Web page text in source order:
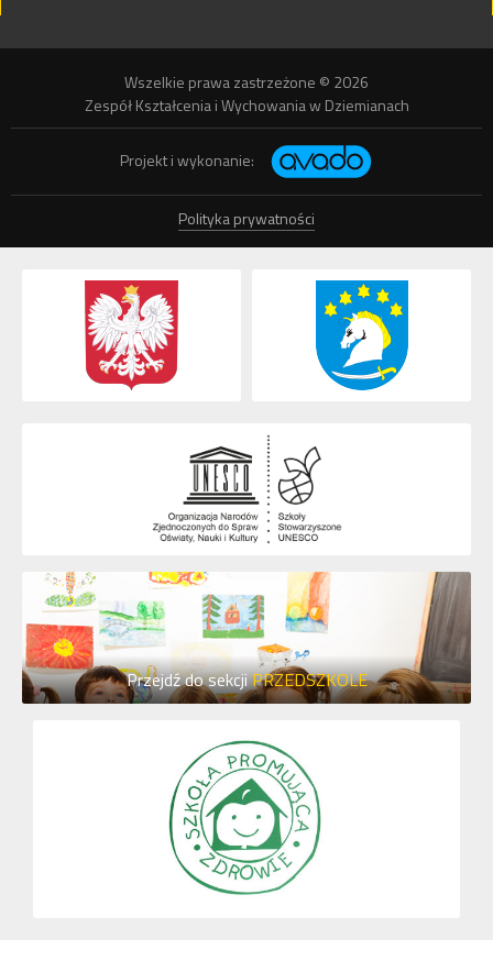
Wszelkie prawa zastrzeżone © 2026
Zespół Kształcenia i Wychowania w Dziemianach
Projekt i wykonanie:
Polityka prywatności
Przejdź do sekcjiPRZEDSZKOLE